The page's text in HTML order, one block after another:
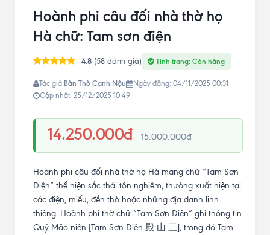
Hoành phi câu đối nhà thờ họ
Hà chữ: Tam sơn điện
4.8 (58 đánh giá) Tình trạng: Còn hàng
Tác giả:Bàn Thờ Canh Nậu
Ngày đăng: 04/11/2025 00:31
Cập nhật: 25/12/2025 10:49
14.250.000đ 15.000.000đ
Hoành phi câu đối nhà thờ họ Hà mang chữ “Tam Sơn
Điện” thể hiện sắc thái tôn nghiêm, thường xuất hiện tại
các điện, miếu, đền thờ hoặc những địa danh linh
thiêng. Hoành phi thờ chữ “Tam Sơn Điện” ghi thông tin
Quý Mão niên [Tam Sơn Điện 殿 山 三], trong đó Tam